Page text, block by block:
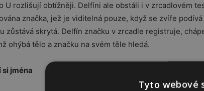
U rozlišují obtížněji. Delfíni ale obstáli i v zrcadlovém
značka, jež je viditelná pouze, když se zvíře
zůstává skrytá. Delfín značku v zrcadle registruje,
ohýbá tělo a značku na svém těle hledá.
si jména
Tyto webové